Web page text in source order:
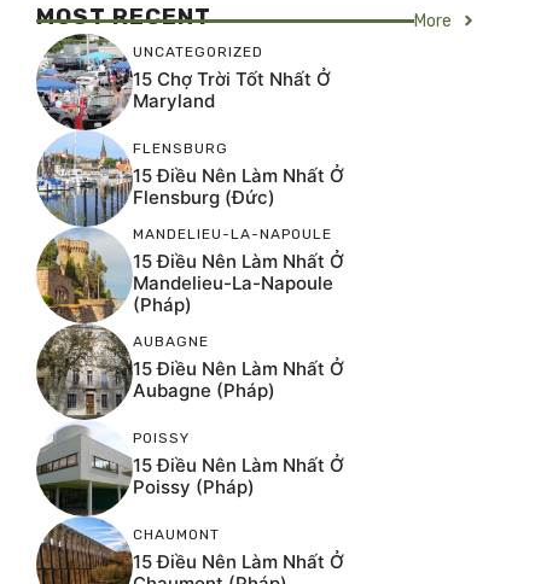
MOST RECENT More
UNCATEGORIZED
15 Chợ Trời Tốt Nhất Ở
Maryland
FLENSBURG
15 Điều Nên Làm Nhất Ở
Flensburg (Đức)
MANDELIEU-LA-NAPOULE
15 Điều Nên Làm Nhất Ở
Mandelieu-La-Napoule
(Pháp)
AUBAGNE
15 Điều Nên Làm Nhất Ở
Aubagne (Pháp)
POISSY
15 Điều Nên Làm Nhất Ở
Poissy (Pháp)
CHAUMONT
15 Điều Nên Làm Nhất Ở